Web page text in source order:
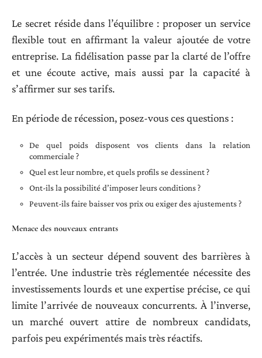
Le secret réside dans l’équilibre : proposer un service
flexible tout en affirmant la valeur ajoutée de votre
entreprise. La fidélisation passe par la clarté de l’offre
et une écoute active, mais aussi par la capacité à
s’affirmer sur ses tarifs.
En période de récession, posez-vous ces questions :
De quel poids disposent vos clients dans la relation
commerciale ?
Quel est leur nombre, et quels profils se dessinent ?
Ont-ils la possibilité d’imposer leurs conditions ?
Peuvent-ils faire baisser vos prix ou exiger des ajustements ?
Menace des nouveaux entrants
L’accès à un secteur dépend souvent des barrières à
l’entrée. Une industrie très réglementée nécessite des
investissements lourds et une expertise précise, ce qui
limite l’arrivée de nouveaux concurrents. À l’inverse,
un marché ouvert attire de nombreux candidats,
parfois peu expérimentés mais très réactifs.